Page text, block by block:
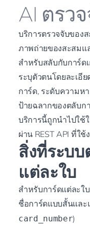
AI ตรว
บริการตรวจจับของ
ภาพถ่ายของสะสมแ
สำหรับสลับกับการ์ด
ระบุตัวตนโดยละเอี
การ์ด, ระดับความห
ป้ายฉลากของตลับก
บริการนี้ถูกนำไปใช้
ผ่าน REST API ที่ใช้
สิ่งที่ระบ
แต่ละใบ
สำหรับการ์ดแต่ละใ
ชื่อการ์ดแบบสั้นและ
card_number)